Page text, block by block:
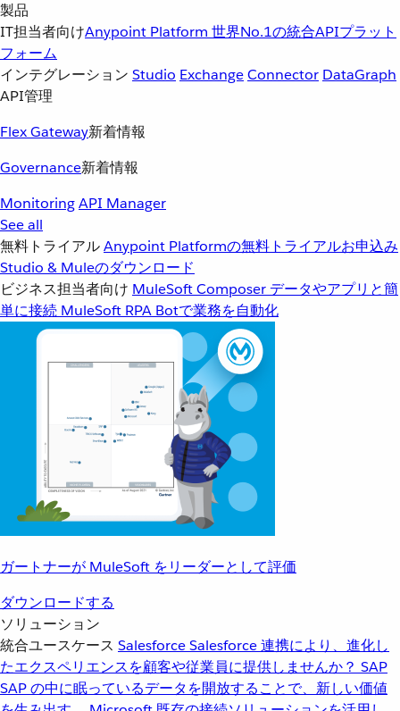
製品
IT担当者向けAnypoint Platform 世界No.1の統合APIプラット
フォーム
インテグレーション Studio ExchangeConnector DataGraph
API管理
Flex Gateway新着情報
Governance新着情報
MonitoringAPI Manager
See all
無料トライアルAnypoint Platformの無料トライアルお申込み
Studio & Muleのダウンロード
ビジネス担当者向け MuleSoft Composer データやアプリと簡
単に接続 MuleSoft RPA Botで業務を自動化
ガートナーが MuleSoft をリーダーとして評価
ダウンロードする
ソリューション
統合ユースケース SalesforceSalesforce 連携により、進化し
たエクスペリエンスを顧客や従業員に提供しませんか？ SAP
SAP の中に眠っているデータを開放することで、新しい価値